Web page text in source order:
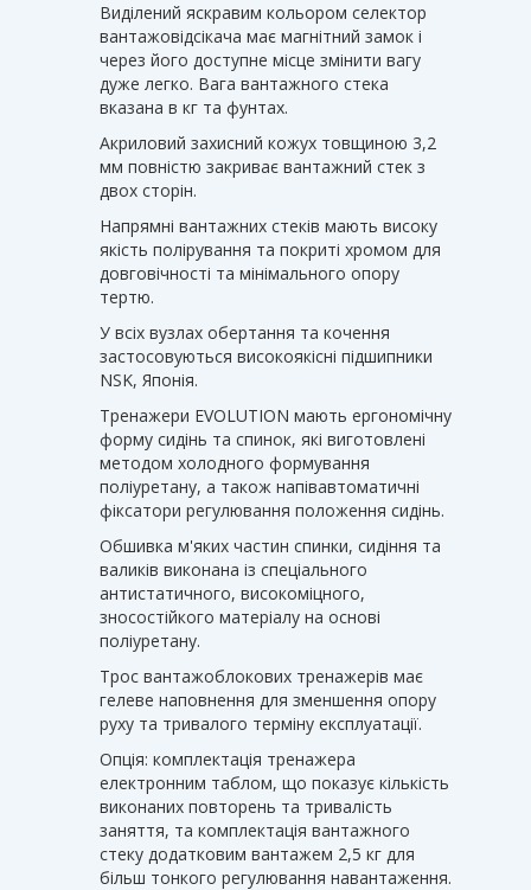
Виділений яскравим кольором селектор
вантажовідсікача має магнітний замок і
через його доступне місце змінити вагу
дуже легко. Вага вантажного стека
вказана в кг та фунтах.
Акриловий захисний кожух товщиною 3,2
мм повністю закриває вантажний стек з
двох сторін.
Напрямні вантажних стеків мають високу
якість полірування та покриті хромом для
довговічності та мінімального опору
тертю.
У всіх вузлах обертання та кочення
застосовуються високоякісні підшипники
NSK, Японія.
Тренажери EVOLUTION мають ергономічну
форму сидінь та спинок, які виготовлені
методом холодного формування
поліуретану, а також напівавтоматичні
фіксатори регулювання положення сидінь.
Обшивка м'яких частин спинки, сидіння та
валиків виконана із спеціального
антистатичного, високоміцного,
зносостійкого матеріалу на основі
поліуретану.
Трос вантажоблокових тренажерів має
гелеве наповнення для зменшення опору
руху та тривалого терміну експлуатації.
Опція: комплектація тренажера
електронним таблом, що показує кількість
виконаних повторень та тривалість
заняття, та комплектація вантажного
стеку додатковим вантажем 2,5 кг для
більш тонкого регулювання навантаження.